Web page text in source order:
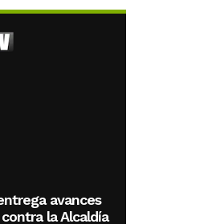
avances
la Alcaldía